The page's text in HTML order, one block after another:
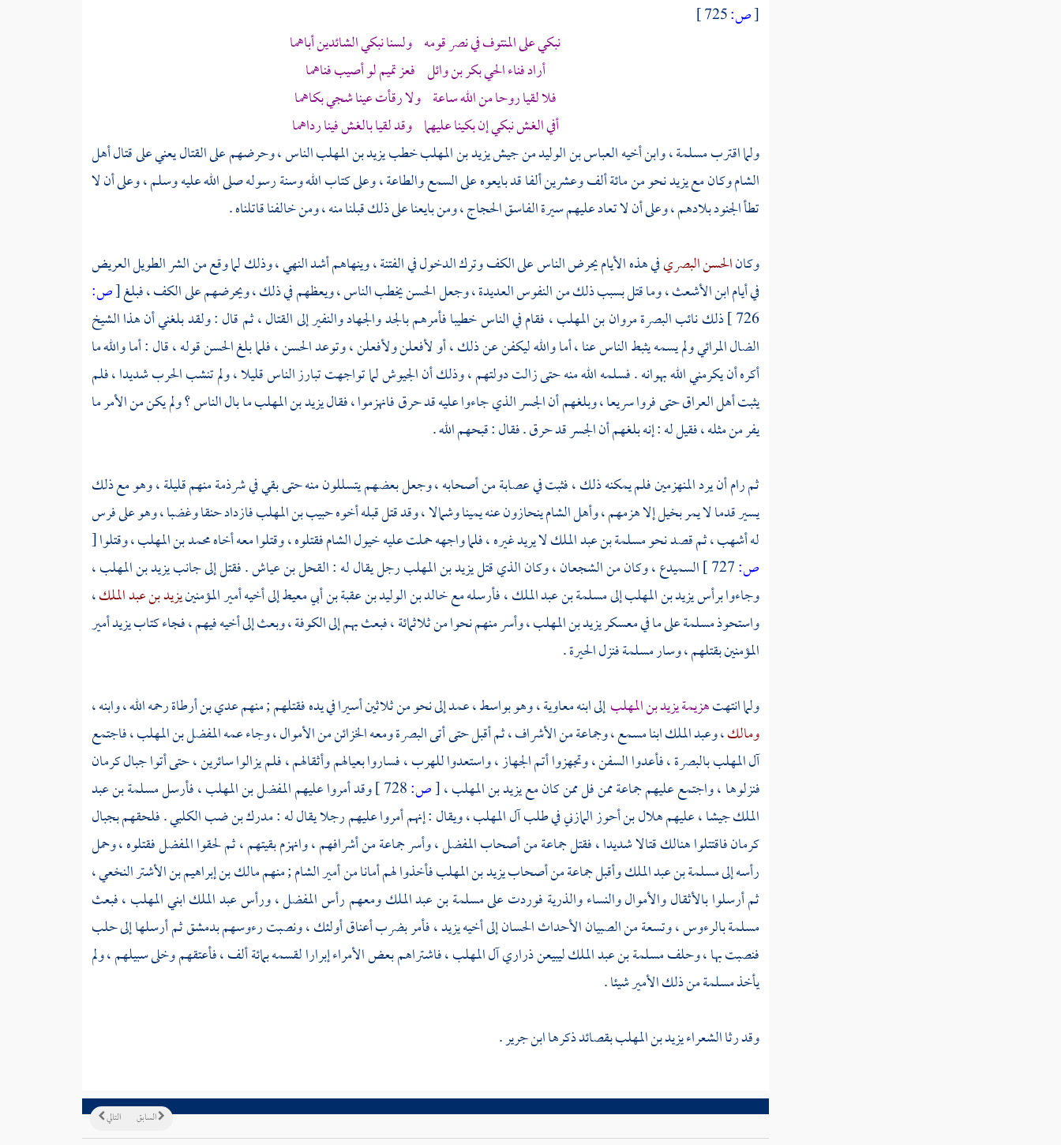
[ص:
نبكي علىالمنتوففي نصر قومه ولسنا نبكي الشائدين أباهما
أراد فناء الحيبكر بن وائل فعزتميملو أصيب فناهما
فلا لقيا روحا من الله ساعة ولا رقأت عينا شجي بكاهما
أفي الغش نبكي إن بكينا عليهما وقد لقيا بالغش فينا رداهما
ولما اقتربمسلمة، وابن أخيهالعباس بن الوليدمن جيشيزيد بن المهلبخطبيزيد بن المهلبالناس ، وحرضهم على القتال يعني على قتالأهل
الشاموكان معيزيدنحو من مائة ألف وعشرين ألفا قد بايعوه على السمع والطاعة ، وعلى كتاب الله وسنة رسوله صلى الله عليه وسلم ، وعلى أن لا
تطأ الجنود بلادهم ، وعلى أن لا تعاد عليهم سيرة الفاسقالحجاج، ومن بايعنا على ذلك قبلنا منه ، ومن خالفنا قاتلناه .
وكانالحسن البصريفي هذه الأيام يحرض الناس على الكف وترك الدخول في الفتنة ، وينهاهم أشد النهي ، وذلك لما وقع من الشر الطويل العريض
في أيامابن الأشعث، وما قتل بسبب ذلك من النفوس العديدة ، وجعل الحسن يخطب الناس ، ويعظهم في ذلك ، ويحرضهم على الكف ، فبلغ[ص:
726 ] ذلك نائبالبصرةمروان بن المهلب، فقام في الناس خطيبا فأمرهم بالجد والجهاد والنفير إلى القتال ، ثم قال : ولقد بلغني أن هذا الشيخ
الضال المرائي ولم يسمه يثبط الناس عنا ، أما والله ليكفن عن ذلك ، أو لأفعلن ولأفعلن ، وتوعدالحسن، فلما بلغالحسنقوله ، قال : أما والله ما
أكره أن يكرمني الله بهوانه . فسلمه الله منه حتى زالت دولتهم ، وذلك أن الجيوش لما تواجهت تبارز الناس قليلا ، ولم تنشب الحرب شديدا ، فلم
يثبتأهلالعراقحتى فروا سريعا ، وبلغهم أن الجسر الذي جاءوا عليه قد حرق فانهزموا ، فقاليزيد بن المهلبما بال الناس ؟ ولم يكن من الأمر ما
يفر من مثله ، فقيل له : إنه بلغهم أن الجسر قد حرق . فقال : قبحهم الله .
ثم رام أن يرد المنهزمين فلم يمكنه ذلك ، فثبت في عصابة من أصحابه ، وجعل بعضهم يتسللون منه حتى بقي في شرذمة منهم قليلة ، وهو مع ذلك
يسير قدما لا يمر بخيل إلا هزمهم ،وأهلالشامينحازون عنه يمينا وشمالا ، وقد قتل قبله أخوهحبيب بن المهلبفازداد حنقا وغضبا ، وهو على فرس
له أشهب ، ثم قصد نحومسلمة بن عبد الملكلا يريد غيره ، فلما واجهه حملت عليه خيولالشامفقتلوه ، وقتلوا معه أخاهمحمد بن المهلب، وقتلوا[
ص:
السميدع، وكان من الشجعان ، وكان الذي قتليزيد بن المهلبرجل يقال له :القحل بن عياش. فقتل إلى جانبيزيد بن المهلب،
وجاءوا برأسيزيد بن المهلبإلىمسلمة بن عبد الملك، فأرسله معخالد بن الوليد بن عقبة بن أبي معيطإلى أخيه أمير المؤمنينيزيد بن عبد الملك،
واستحوذمسلمةعلى ما في معسكريزيد بن المهلب، وأسر منهم نحوا من ثلاثمائة ، فبعث بهم إلىالكوفة، وبعث إلى أخيه فيهم ، فجاء كتابيزيدأمير
المؤمنين بقتلهم ، وسارمسلمةفنزلالحيرة.
ولما انتهتهزيمةيزيد بن المهلبإلى ابنهمعاوية، وهوبواسط، عمد إلى نحو من ثلاثين أسيرا في يده فقتلهم ; منهمعدي بن أرطاةرحمه الله ، وابنه ،
ومالك،وعبد الملكابنامسمع، وجماعة من الأشراف ، ثم أقبل حتى أتىالبصرةومعه الخزائن من الأموال ، وجاء عمهالمفضل بن المهلب، فاجتمع
آل المهلببالبصرة، فأعدوا السفن ، وتجهزوا أتم الجهاز ، واستعدوا للهرب ، فساروا بعيالهم وأثقالهم ، فلم يزالوا سائرين ، حتى أتوا جبالكرمان
فنزلوها ، واجتمع عليهم جماعة ممن فل ممن كان معيزيد بن المهلب،[ص: وقد أمروا عليهمالمفضل بن المهلب، فأرسلمسلمة بن عبد
الملكجيشا ، عليهمهلال بن أحوز المازنيفي طلب آل المهلب ، ويقال : إنهم أمروا عليهم رجلا يقال له :مدرك بن ضب الكلبي. فلحقهم بجبال
كرمانفاقتتلوا هنالك قتالا شديدا ، فقتل جماعة من أصحابالمفضل، وأسر جماعة من أشرافهم ، وانهزم بقيتهم ، ثم لحقواالمفضلفقتلوه ، وحمل
رأسه إلىمسلمة بن عبد الملكوأقبل جماعة من أصحابيزيد بن المهلبفأخذوا لهم أمانا من أميرالشام; منهممالك بن إبراهيم بن الأشتر النخعي،
ثم أرسلوا بالأثقال والأموال والنساء والذرية فوردت علىمسلمة بن عبد الملكومعهم رأسالمفضل، ورأسعبد الملكابنيالمهلب، فبعث
مسلمةبالرءوس ، وتسعة من الصبيان الأحداث الحسان إلى أخيهيزيد، فأمر بضرب أعناق أولئك ، ونصبت رءوسهم بدمشق ثم أرسلها إلىحلب
فنصبت بها ، وحلفمسلمة بن عبد الملكليبيعن ذراري آل المهلب ، فاشتراهم بعض الأمراء إبرارا لقسمه بمائة ألف ، فأعتقهم وخلى سبيلهم ، ولم
يأخذمسلمةمن ذلك الأمير شيئا .
وقد رثا الشعراءيزيد بن المهلببقصائد ذكرهاابن جرير.
التالي السابق